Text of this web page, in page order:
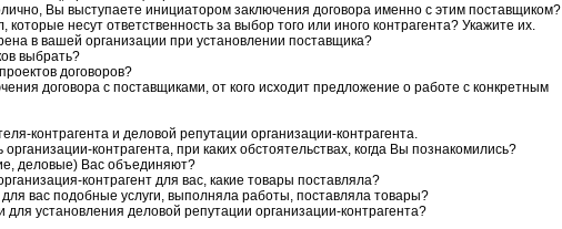
Вы выступаете инициатором заключения договора именно с этим поставщиком?
несут ответственность за выбор того или иного контрагента? Укажите их.
в вашей организации при установлении поставщика?
выбрать?
договоров?
договора с поставщиками, от кого исходит предложение о работе с конкретным
контрагента и деловой репутации организации-контрагента.
контрагента, при каких обстоятельствах, когда Вы познакомились?
деловые) Вас объединяют?
контрагент для вас, какие товары поставляла?
вас подобные услуги, выполняла работы, поставляла товары?
установления деловой репутации организации-контрагента?